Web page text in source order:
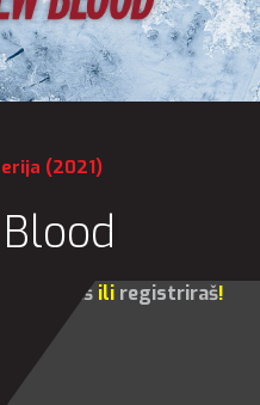
(2021)
prijaviš ili registriraš!